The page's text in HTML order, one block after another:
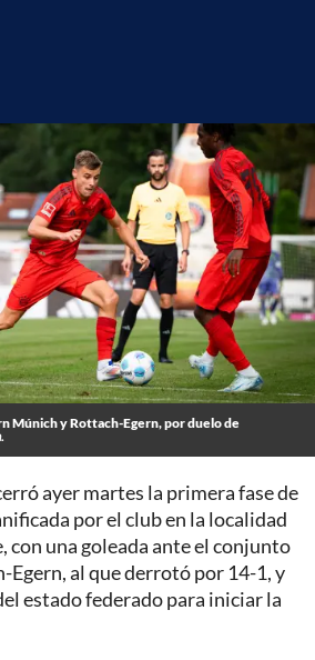
Múnich y Rottach-Egern, por duelo de
ayer martes la primera fase de
por el club en la localidad
con una goleada ante el conjunto
al que derrotó por 14-1, y
estado federado para iniciar la